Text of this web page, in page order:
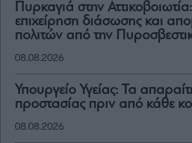
Πυρκαγιά στην
επιχείρηση διάσωσης και
πολιτών από την
08.08.2026
Υπουργείο Υγείας: Τα
προστασίας πριν από κάθε
08.08.2026